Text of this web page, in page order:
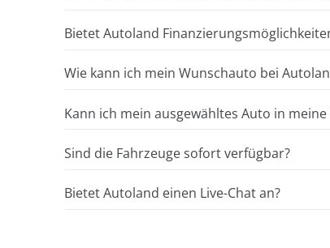
Bietet Autoland
Wie kann ich mein Wunschauto bei
Kann ich mein ausgewähltes Auto in
Sind die Fahrzeuge sofort verfügbar?
Bietet Autoland einen Live-Chat an?